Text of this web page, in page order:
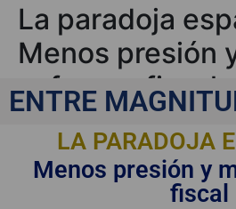
La paradoja
Menos presión
esfuerzo fiscal
ENTRE
LA PARADOJA
Menos presión y
fiscal